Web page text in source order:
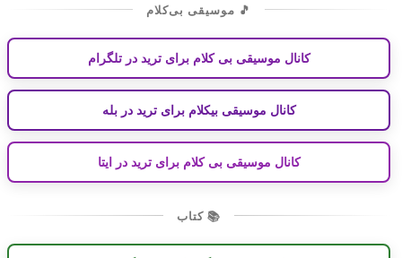
🎵 موسیقی بی‌کلام
کانال موسیقی بی کلام برای ترید در تلگرام
کانال موسیقی بیکلام برای ترید در بله
کانال موسیقی بی کلام برای ترید در ایتا
📚 کتاب